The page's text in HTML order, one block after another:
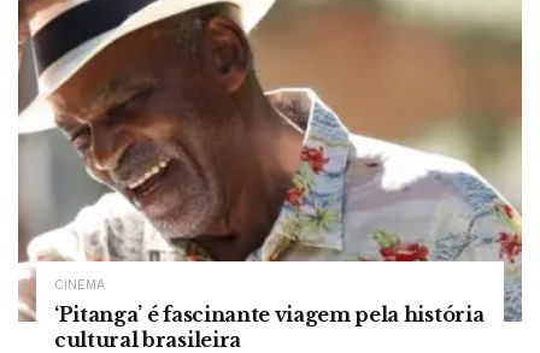
CINEMA
‘Pitanga’ é fascinante viagem pela história
cultural brasileira